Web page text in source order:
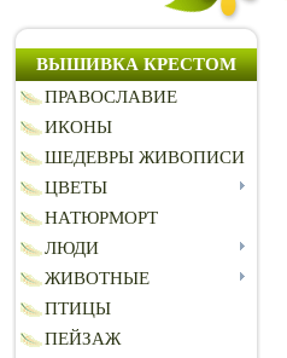
ВЫШИВКА КРЕСТОМ
ПРАВОСЛАВИЕ
ИКОНЫ
ШЕДЕВРЫ ЖИВОПИСИ
ЦВЕТЫ
НАТЮРМОРТ
ЛЮДИ
ЖИВОТНЫЕ
ПТИЦЫ
ПЕЙЗАЖ